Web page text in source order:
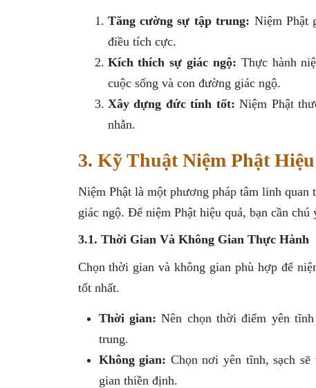
Tăng cường sự tập trung: Niệm Phật
điều tích cực.
Kích thích sự giác ngộ: Thực hành
cuộc sống và con đường giác ngộ.
Xây dựng đức tính tốt: Niệm Phật
nhẫn.
3. Kỹ Thuật Niệm Phật
Niệm Phật là một phương pháp tâm linh
giác ngộ. Để niệm Phật hiệu quả, bạn cần
3.1. Thời Gian Và Không Gian Thực Hành
Chọn thời gian và không gian phù hợp để
tốt nhất.
Thời gian: Nên chọn thời điểm yên
trung.
Không gian: Chọn nơi yên tĩnh, sạch
gian thiền định.